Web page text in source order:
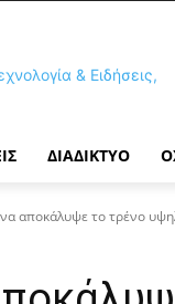
ΔΙΑΔΊΚΤΥΟ
αποκάλυψε το τρένο